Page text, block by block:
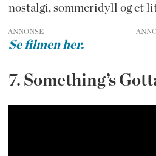
nostalgi, sommeridyll og et
ANNONSE
Se filmen her.
7. Something’s